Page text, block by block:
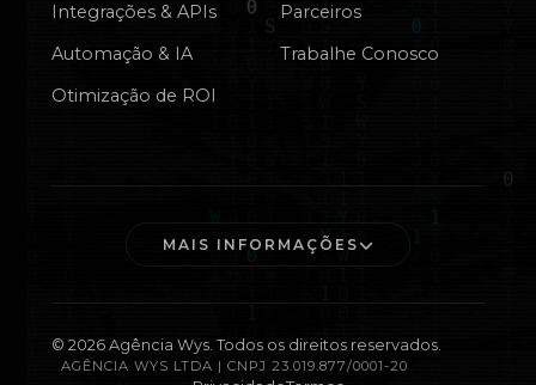
Integrações & APIs
Automação & IA
Otimização de ROI
Parceiros
Trabalhe Conosco
MAIS INFORMAÇÕES
© 2026Agência Wys. Todos os direitos reservados.
AGÊNCIA WYS LTDA | CNPJ 23.019.877/0001-20